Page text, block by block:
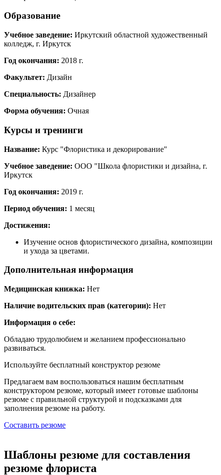
Образование
Учебное заведение: Иркутский областной художественный
колледж, г. Иркутск
Год окончания: 2018 г.
Факультет: Дизайн
Специальность: Дизайнер
Форма обучения: Очная
Курсы и тренинги
Название: Курс "Флористика и декорирование"
Учебное заведение: ООО "Школа флористики и дизайна, г.
Иркутск
Год окончания: 2019 г.
Период обучения: 1 месяц
Достижения:
Изучение основ флористического дизайна, композиции
и ухода за цветами.
Дополнительная информация
Медицинская книжка: Нет
Наличие водительских прав (категории): Нет
Информация о себе:
Обладаю трудолюбием и желанием профессионально
развиваться.
Используйте бесплатный конструктор резюме
Предлагаем вам воспользоваться нашим бесплатным
конструктором резюме, который имеет готовые шаблоны
резюме с правильной структурой и подсказками для
заполнения резюме на работу.
Составить резюме
Шаблоны резюме для составления
резюме флориста